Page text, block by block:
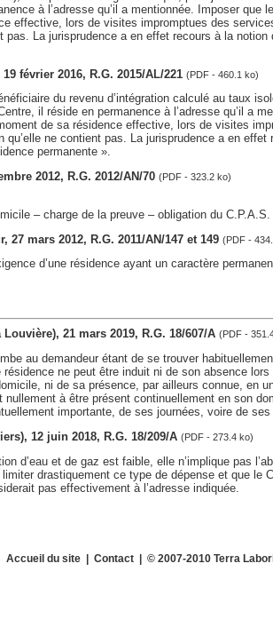
à l’adresse qu’il a mentionnée. Imposer que
effective, lors de visites impromptues des
pas. La jurisprudence a en effet recours à la
février 2016, R.G. 2015/AL/221 (PDF - 460.1 ko)
du revenu d’intégration calculé au taux
il réside en permanence à l’adresse qu’il a
de sa résidence effective, lors de visites
qu’elle ne contient pas. La jurisprudence a en
permanente ».
2012, R.G. 2012/AN/70 (PDF - 323.2 ko)
– charge de la preuve – obligation du C.P.A.S.
27 mars 2012, R.G. 2011/AN/147 et 149 (PDF -
d’une résidence ayant un caractère
21 mars 2019, R.G. 18/607/A (PDF -
au demandeur étant de se trouver
résidence ne peut être induit ni de son absence
ni de sa présence, par ailleurs connue, en
à être présent continuellement en son
importante, de ses journées, voire de
12 juin 2018, R.G. 18/209/A (PDF - 273.4 ko)
d’eau et de gaz est faible, elle n’implique pas
drastiquement ce type de dépense et que le
pas effectivement à l’adresse indiquée.
Accueil du site| Contact| © 2007-2010 Terra